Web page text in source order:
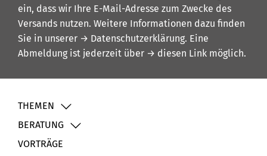
ein, dass wir Ihre E-Mail-Adresse zum Zwecke des
Versands nutzen. Weitere Informationen dazu finden
Sie in unserer → Datenschutzerklärung. Eine
Abmeldung ist jederzeit über → diesen Link möglich.
THEMEN
BERATUNG
VORTRÄGE